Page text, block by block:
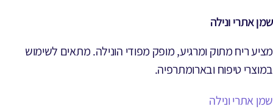
שמן אתרי ונילה
מציע ריח מתוק ומרגיע, מופק מפודי הונילה. מתאים לשימוש
במוצרי טיפוח ובארומתרפיה.
שמן אתרי ונילה